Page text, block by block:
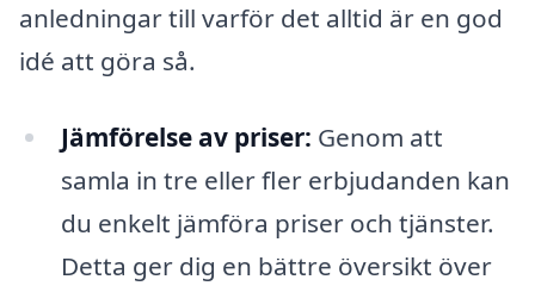
anledningar till varför det alltid är en god
idé att göra så.
Jämförelse av priser: Genom att
samla in tre eller fler erbjudanden kan
du enkelt jämföra priser och tjänster.
Detta ger dig en bättre översikt över